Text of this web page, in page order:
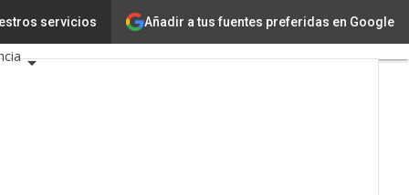
Añadir a tus fuentes preferidas en Google
serviciosInnovación